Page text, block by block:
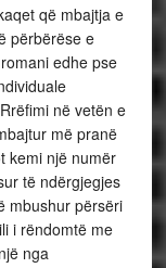
që mbajtja e
përbërëse e
edhe pse
në vetën e
më pranë
kemi një numër
të ndërgjegjes
mbushur përsëri
i rëndomtë me
nga